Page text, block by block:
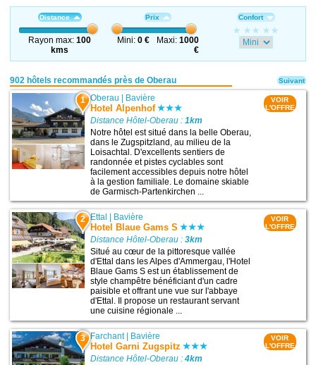
Distance
Rayon max:100
kms
Prix
Mini: 0 € Maxi:1000
€
Confort
902 hôtels recommandés près de Oberau
1 Oberau | Bavière
Hotel Alpenhof
Distance Hôtel-Oberau :1km
Notre hôtel est situé dans la belle Oberau,
dans le Zugspitzland, au milieu de la
Loisachtal. D'excellents sentiers de
randonnée et pistes cyclables sont
facilement accessibles depuis notre hôtel
à la gestion familiale. Le domaine skiable
de Garmisch-Partenkirchen ...
VOIR
L'OFFRE
2 Ettal Bavière
Hotel Blaue Gams S
Distance Hôtel-Oberau :3km
Situé au cœur de la pittoresque vallée
d'Ettal dans les Alpes d'Ammergau, l'Hotel
Blaue Gams S est un établissement de
style champêtre bénéficiant d'un cadre
paisible et offrant une vue sur l'abbaye
d'Ettal. Il propose un restaurant servant
une cuisine régionale ...
VOIR
L'OFFRE
3 Farchant| Bavière
Hotel Garni Zugspitz
Distance Hôtel-Oberau :4km
VOIR
L'OFFRE
Suivant